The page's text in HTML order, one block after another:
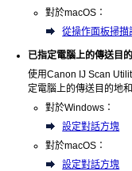
對於macOS：
從操作面板掃描
已指定電腦上的傳送目
使用Canon IJ Scan
定電腦上的傳送目的地
對於Windows：
設定對話方塊
對於macOS：
設定對話方塊